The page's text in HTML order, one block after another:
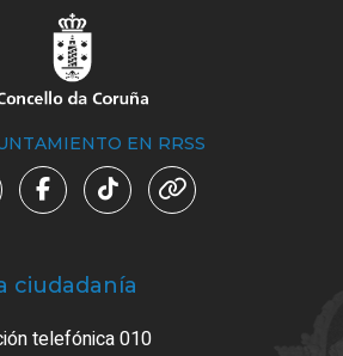
EN RRSS
ciudadanía
telefónica 010